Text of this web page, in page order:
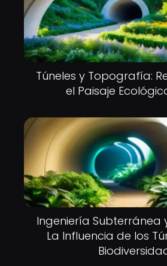
Túneles y Topografía:
el Paisaje
Ingeniería Subterránea
La Influencia de los